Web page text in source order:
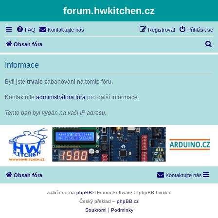
forum.hwkitchen.cz
FAQ Kontaktujte nás Přihlásit se
Registrovat
Obsah fóra
l
Informace
Byli jste trvale zabanováni na tomto fóru.
Kontaktujte administrátora fóra pro další informace.
Tento ban byl vydán na vaši IP adresu.
Obsah fóra Kontaktujte nás
Založeno na phpBB® Forum Software © phpBB Limited
Český překlad – phpBB.cz
Soukromí
Podmínky